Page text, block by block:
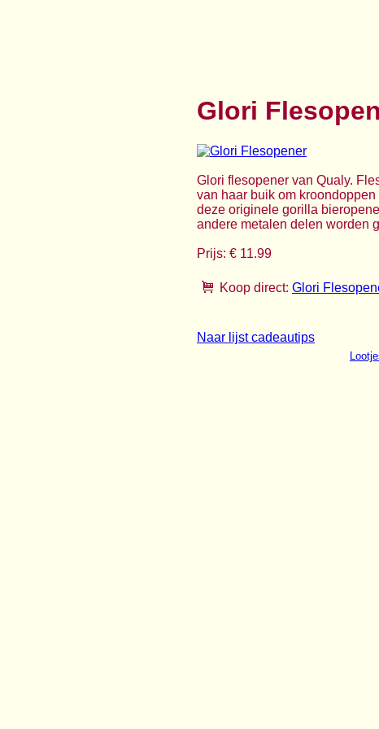
Glori
Glori flesopener van Qualy.
van haar buik om
deze originele gorilla
andere metalen delen worden
Prijs: € 11.99
Koop direct: Glori
Naar lijst cadeautips